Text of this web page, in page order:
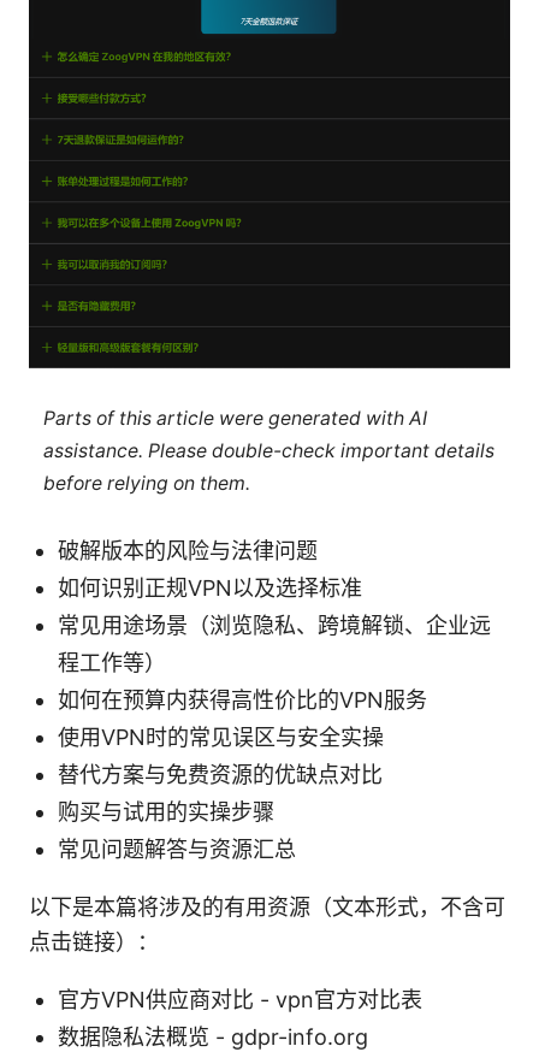
Parts of this article were generated with AI
assistance. Please double-check important details
before relying on them.
破解版本的风险与法律问题
如何识别正规VPN以及选择标准
常见用途场景（浏览隐私、跨境解锁、企业远
程工作等）
如何在预算内获得高性价比的VPN服务
使用VPN时的常见误区与安全实操
替代方案与免费资源的优缺点对比
购买与试用的实操步骤
常见问题解答与资源汇总
以下是本篇将涉及的有用资源（文本形式，不含可
点击链接）：
官方VPN供应商对比 - vpn官方对比表
数据隐私法概览 - gdpr-info.org